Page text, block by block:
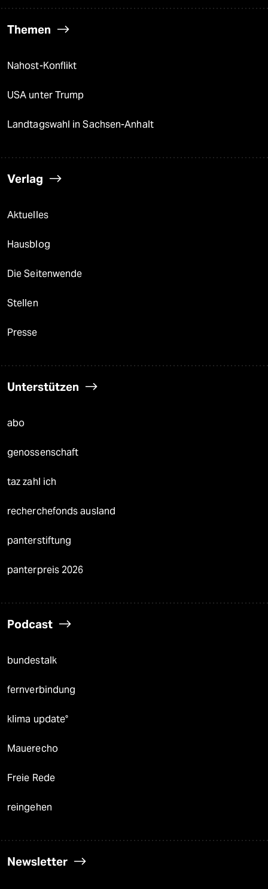
Themen
Nahost-Konflikt
USA unter Trump
Landtagswahl in Sachsen-Anhalt
Verlag
Aktuelles
Hausblog
Die Seitenwende
Stellen
Presse
Unterstützen
abo
genossenschaft
taz zahl ich
recherchefonds ausland
panterstiftung
panterpreis 2026
Podcast
bundestalk
fernverbindung
klima update°
Mauerecho
Freie Rede
reingehen
Newsletter